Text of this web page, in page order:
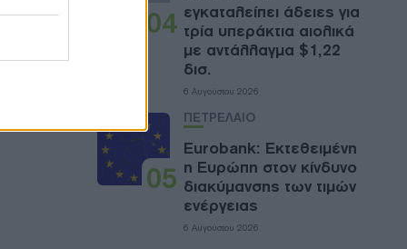
04 εγκαταλείπει άδειες για
τρία υπεράκτια αιολικά
με αντάλλαγμα $1,22
δισ.
6 Αυγούστου 2026
05
ΠΕΤΡΕΛΑΙΟ
Eurobank: Εκτεθειμένη
η Ευρώπη στον κίνδυνο
διακύμανσης των τιμών
ενέργειας
6 Αυγούστου 2026